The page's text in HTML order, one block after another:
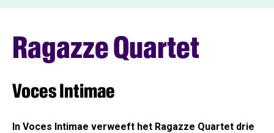
Ragazze Quartet
Voces Intimae
In Voces Intimae verweeft het Ragazze Quartet drie